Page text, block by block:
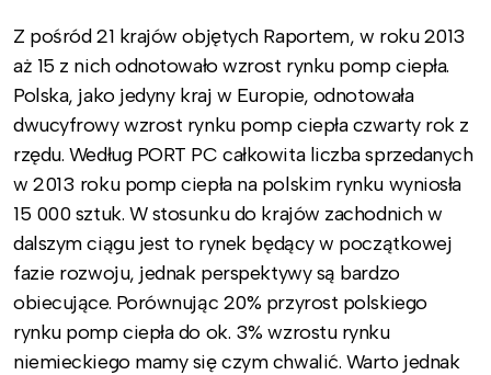
Z pośród 21 krajów objętych Raportem, w roku 2013
aż 15 z nich odnotowało wzrost rynku pomp ciepła.
Polska, jako jedyny kraj w Europie, odnotowała
dwucyfrowy wzrost rynku pomp ciepła czwarty rok z
rzędu. Według PORT PC całkowita liczba sprzedanych
w 2013 roku pomp ciepła na polskim rynku wyniosła
15 000 sztuk. W stosunku do krajów zachodnich w
dalszym ciągu jest to rynek będący w początkowej
fazie rozwoju, jednak perspektywy są bardzo
obiecujące. Porównując 20% przyrost polskiego
rynku pomp ciepła do ok. 3% wzrostu rynku
niemieckiego mamy się czym chwalić. Warto jednak